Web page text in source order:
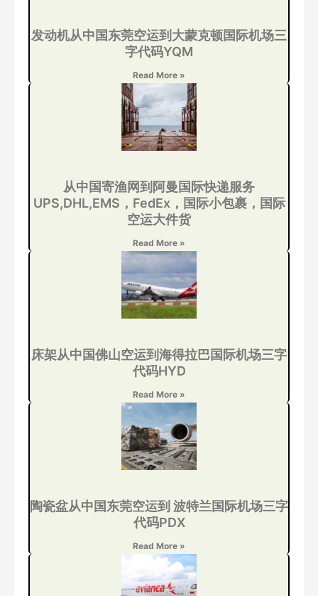
发动机从中国东莞空运到大蒙克顿国际机场三
字代码YQM
Read More »
从中国寄渔网到阿曼国际快递服务
UPS,DHL,EMS，FedEx，国际小包裹，国际
空运大件货
Read More »
床架从中国佛山空运到海得拉巴国际机场三字
代码HYD
Read More »
陶瓷盆从中国东莞空运到 波特兰国际机场三字
代码PDX
Read More »